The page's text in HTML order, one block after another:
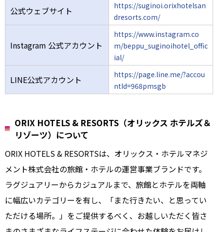
公式ウェブサイト
https://suginoi.orixhotelsan
dresorts.com/
Instagram 公式アカウント
https://www.instagram.co
m/beppu_suginoihotel_offic
ial/
LINE公式アカウント
https://page.line.me/?accou
ntId=968pmsgb
ORIX HOTELS & RESORTS（オリックス ホテルズ＆
リゾーツ）について
ORIX HOTELS & RESORTSは、オリックス・ホテルマネジ
メント株式会社の旅館・ホテルの運営事業ブランドです。
ラグジュアリーからカジュアルまで、旅館とホテルを両軸
に幅広いカテゴリーを有し、「また行きたい、と思ってい
ただける場所。」をご提供するべく、お越しいただく皆さ